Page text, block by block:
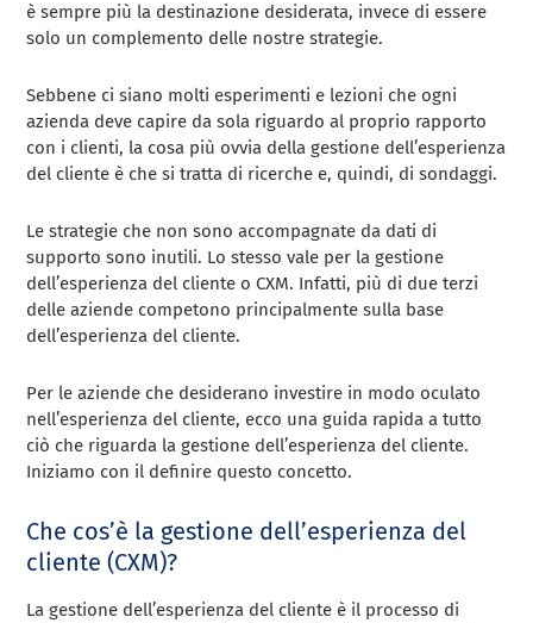
è sempre più la destinazione desiderata, invece di essere
solo un complemento delle nostre strategie.
Sebbene ci siano molti esperimenti e lezioni che ogni
azienda deve capire da sola riguardo al proprio rapporto
con i clienti, la cosa più ovvia della gestione dell’esperienza
del cliente è che si tratta di ricerche e, quindi, di sondaggi.
Le strategie che non sono accompagnate da dati di
supporto sono inutili. Lo stesso vale per la gestione
dell’esperienza del cliente o CXM. Infatti, più di due terzi
delle aziende competono principalmente sulla base
dell’esperienza del cliente.
Per le aziende che desiderano investire in modo oculato
nell’esperienza del cliente, ecco una guida rapida a tutto
ciò che riguarda la gestione dell’esperienza del cliente.
Iniziamo con il definire questo concetto.
Che cos’è la gestione dell’esperienza del
cliente (CXM)?
La gestione dell’esperienza del cliente è il processo di